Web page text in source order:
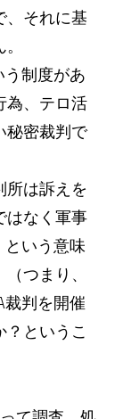
、それに基
う制度があ
為、テロ活
秘密裁判で
所は訴えを
はなく軍事
という意味
つまり、
裁判を開催
？というこ